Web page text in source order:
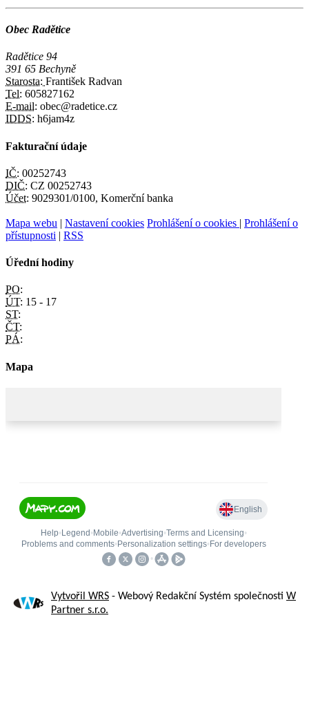
Obec Radětice
Radětice 94
391 65 Bechyně
Starosta: František Radvan
Tel: 605827162
E-mail: obec@radetice.cz
IDDS: h6jam4z
Fakturační údaje
IČ: 00252743
DIČ: CZ 00252743
Účet: 9029301/0100, Komerční banka
Mapa webu | Nastavení cookies Prohlášení o cookies | Prohlášení o
přístupnosti | RSS
Úřední hodiny
PO:
ÚT: 15 - 17
ST:
ČT:
PÁ:
Mapa
Vytvořil WRS - Webový Redakční Systém společnosti W
Partner s.r.o.